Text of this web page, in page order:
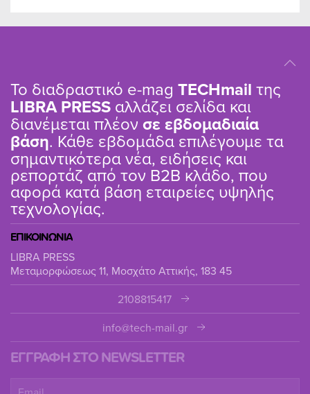
Το διαδραστικό e-mag TΕCHmail της
LIBRA PRESS αλλάζει σελίδα και
διανέμεται πλέον σε εβδομαδιαία
βάση. Κάθε εβδομάδα επιλέγουμε τα
σημαντικότερα νέα, ειδήσεις και
ρεπορτάζ από τον B2B κλάδο, που
αφορά κατά βάση εταιρείες υψηλής
τεχνολογίας.
ΕΠΙΚΟΙΝΩΝΙΑ
LIBRA PRESS
Μεταμορφώσεως 11, Μοσχάτο Αττικής, 183 45
2108815417
info@tech-mail.gr
ΕΓΓΡΑΦΗ ΣΤΟ NEWSLETTER